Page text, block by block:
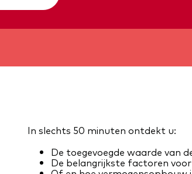
In slechts 50 minuten ontdekt u:
De toegevoegde waarde van
De belangrijkste factoren voor